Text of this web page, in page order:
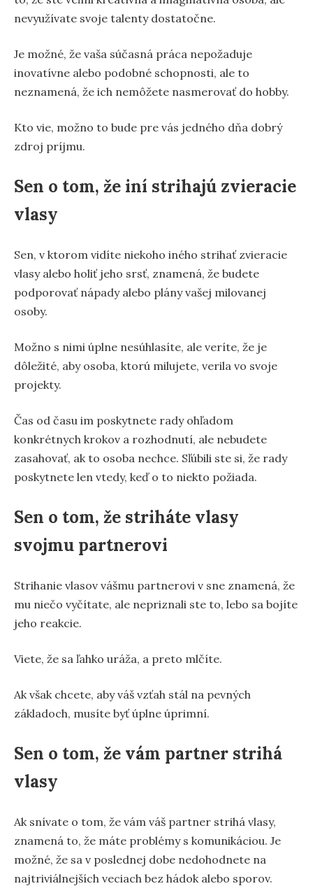
nevyužívate svoje talenty dostatočne.
Je možné, že vaša súčasná práca nepožaduje
inovatívne alebo podobné schopnosti, ale to
neznamená, že ich nemôžete nasmerovať do hobby.
Kto vie, možno to bude pre vás jedného dňa dobrý
zdroj príjmu.
Sen o tom, že iní strihajú zvieracie
vlasy
Sen, v ktorom vidíte niekoho iného strihať zvieracie
vlasy alebo holiť jeho srsť, znamená, že budete
podporovať nápady alebo plány vašej milovanej
osoby.
Možno s nimi úplne nesúhlasíte, ale veríte, že je
dôležité, aby osoba, ktorú milujete, verila vo svoje
projekty.
Čas od času im poskytnete rady ohľadom
konkrétnych krokov a rozhodnutí, ale nebudete
zasahovať, ak to osoba nechce. Sľúbili ste si, že rady
poskytnete len vtedy, keď o to niekto požiada.
Sen o tom, že striháte vlasy
svojmu partnerovi
Strihanie vlasov vášmu partnerovi v sne znamená, že
mu niečo vyčítate, ale nepriznali ste to, lebo sa bojíte
jeho reakcie.
Viete, že sa ľahko uráža, a preto mlčíte.
Ak však chcete, aby váš vzťah stál na pevných
základoch, musíte byť úplne úprimní.
Sen o tom, že vám partner strihá
vlasy
Ak snívate o tom, že vám váš partner strihá vlasy,
znamená to, že máte problémy s komunikáciou. Je
možné, že sa v poslednej dobe nedohodnete na
najtriviálnejších veciach bez hádok alebo sporov.